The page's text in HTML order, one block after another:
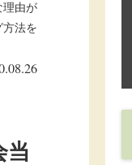
理由が
法を
当